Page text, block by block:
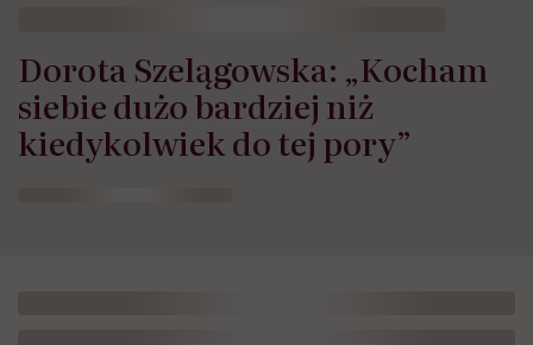
Dorota Szelągowska: „Kocham
siebie dużo bardziej niż
kiedykolwiek do tej pory”